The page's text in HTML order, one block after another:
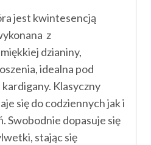
jest kwintesencją
z
dzianiny,
idealna pod
Klasyczny
się do codziennych jak i
Swobodnie dopasuje się
stając się